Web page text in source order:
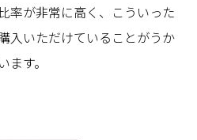
率が非常に高く、こういった
入いただけていることがうか
す。